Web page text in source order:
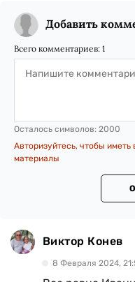
Добавить
Всего комментариев: 1
Осталось символов: 2000
Авторизуйтесь, чтобы
материалы
Виктор Конев
8 Февраля 2024,